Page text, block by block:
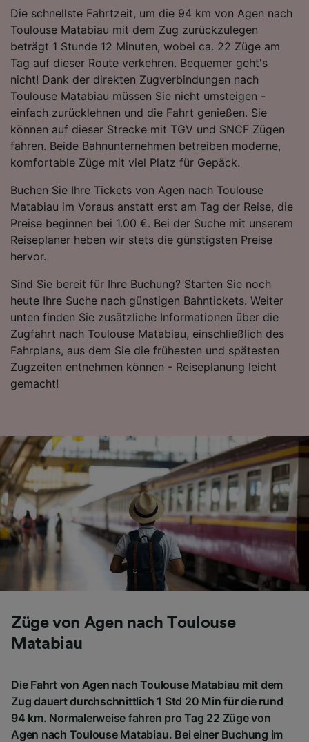
Die schnellste Fahrtzeit, um die 94 km von Agen nach
Toulouse Matabiau mit dem Zug zurückzulegen
beträgt 1 Stunde 12 Minuten, wobei ca. 22 Züge am
Tag auf dieser Route verkehren. Bequemer geht's
nicht! Dank der direkten Zugverbindungen nach
Toulouse Matabiau müssen Sie nicht umsteigen -
einfach zurücklehnen und die Fahrt genießen. Sie
können auf dieser Strecke mit TGV und SNCF Zügen
fahren. Beide Bahnunternehmen betreiben moderne,
komfortable Züge mit viel Platz für Gepäck.
Buchen Sie Ihre Tickets von Agen nach Toulouse
Matabiau im Voraus anstatt erst am Tag der Reise, die
Preise beginnen bei 1.00 €. Bei der Suche mit unserem
Reiseplaner heben wir stets die günstigsten Preise
hervor.
Sind Sie bereit für Ihre Buchung? Starten Sie noch
heute Ihre Suche nach günstigen Bahntickets. Weiter
unten finden Sie zusätzliche Informationen über die
Zugfahrt nach Toulouse Matabiau, einschließlich des
Fahrplans, aus dem Sie die frühesten und spätesten
Zugzeiten entnehmen können - Reiseplanung leicht
gemacht!
Züge von Agen nach Toulouse
Matabiau
Die Fahrt von Agen nach Toulouse Matabiau mit dem
Zug dauert durchschnittlich 1 Std 20 Min für die rund
94 km. Normalerweise fahren pro Tag 22 Züge von
Agen nach Toulouse Matabiau. Bei einer Buchung im
Folgendes bereitzustellen:
Verwendung genauer Standortdaten.
Endgeräteeigenschaften zur Identifikation
aktiv abfragen. Speichern von oder Zugriff auf
Informationen auf einem Endgerät.
Personalisierte Werbung und Inhalte, Messung
von Werbeleistung und der Performance von
Inhalten, Zielgruppenforschung sowie
Entwicklung und Verbesserung von
Angeboten.
Liste der Partner (Lieferanten)